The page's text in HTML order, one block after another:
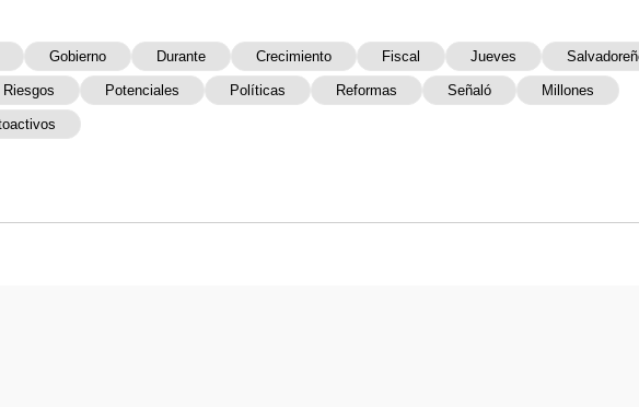
Gobierno Durante Crecimiento Fiscal Jueves
Riesgos Potenciales Políticas Reformas Señaló Millones